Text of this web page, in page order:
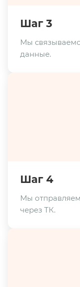
Шаг 3
Мы
данные.
Шаг 4
Мы
через ТК.